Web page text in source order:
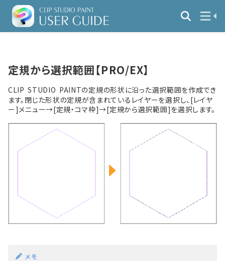
定規から選択範囲【PRO/EX】
CLIP STUDIO PAINTの定規の形状に沿った選択範囲を作成でき
ます。閉じた形状の定規が含まれているレイヤーを選択し、[レイヤ
ー]メニュー→[定規・コマ枠]→[定規から選択範囲]を選択します。
メモ